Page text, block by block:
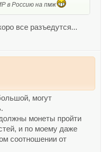
в Россию на пмж
все разъедутся...
могут
монеты пройти
и по моему даже
соотношении от